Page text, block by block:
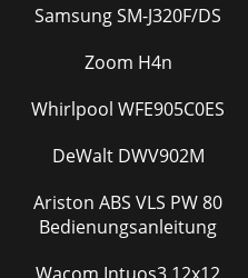
Samsung SM-J320F/DS
Zoom H4n
Whirlpool WFE905C0ES
DeWalt DWV902M
Ariston ABS VLS PW 80
Bedienungsanleitung